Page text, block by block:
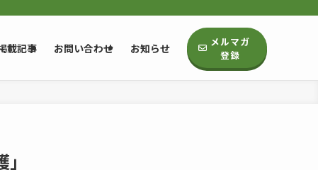
載記事 お問い合わせ お知らせ
メルマガ
登録